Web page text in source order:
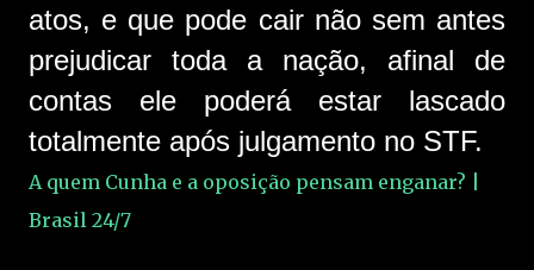
atos, e que pode cair não sem antes
prejudicar toda a nação, afinal de
contas ele poderá estar lascado
totalmente após julgamento no STF.
A quem Cunha e a oposição pensam enganar? |
Brasil 24/7